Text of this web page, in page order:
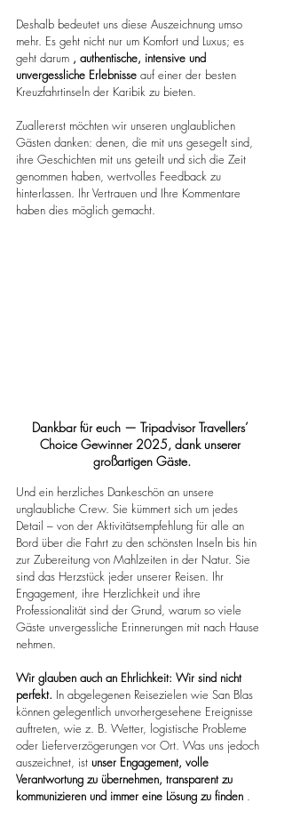
Deshalb bedeutet uns diese Auszeichnung umso
mehr. Es geht nicht nur um Komfort und Luxus; es
geht darum , authentische, intensive und
unvergessliche Erlebnisse auf einer der besten
Kreuzfahrtinseln der Karibik zu bieten.
Zuallererst möchten wir unseren unglaublichen
Gästen danken: denen, die mit uns gesegelt sind,
ihre Geschichten mit uns geteilt und sich die Zeit
genommen haben, wertvolles Feedback zu
hinterlassen. Ihr Vertrauen und Ihre Kommentare
haben dies möglich gemacht.
Dankbar für euch — Tripadvisor Travellers’
Choice Gewinner 2025, dank unserer
großartigen Gäste.
Und ein herzliches Dankeschön an unsere
unglaubliche Crew. Sie kümmert sich um jedes
Detail – von der Aktivitätsempfehlung für alle an
Bord über die Fahrt zu den schönsten Inseln bis hin
zur Zubereitung von Mahlzeiten in der Natur. Sie
sind das Herzstück jeder unserer Reisen. Ihr
Engagement, ihre Herzlichkeit und ihre
Professionalität sind der Grund, warum so viele
Gäste unvergessliche Erinnerungen mit nach Hause
nehmen.
Wir glauben auch an Ehrlichkeit: Wir sind nicht
perfekt. In abgelegenen Reisezielen wie San Blas
können gelegentlich unvorhergesehene Ereignisse
auftreten, wie z. B. Wetter, logistische Probleme
oder Lieferverzögerungen vor Ort. Was uns jedoch
auszeichnet, ist unser Engagement, volle
Verantwortung zu übernehmen, transparent zu
kommunizieren und immer eine Lösung zu finden